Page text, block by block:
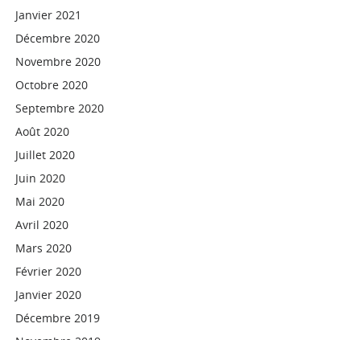
Janvier 2021
Décembre 2020
Novembre 2020
Octobre 2020
Septembre 2020
Août 2020
Juillet 2020
Juin 2020
Mai 2020
Avril 2020
Mars 2020
Février 2020
Janvier 2020
Décembre 2019